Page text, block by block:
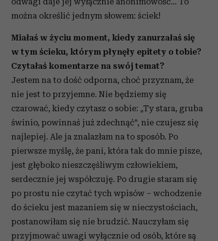
można określić jednym słowem: ściek!
Miałaś w życiu moment, kiedy zanurzałaś się
w tym ścieku, którym płynęły epitety o tobie?
Czytałaś komentarze na swój temat?
Jestem na to dość odporna, choć przyznam, że
nie jest to przyjemne. Nie będziemy się
czarować, kiedy czytasz o sobie: „Ty stara, gruba
świnio, powinnaś już zdechnąć”, nie czujesz się
najlepiej. Ale ja znalazłam na to sposób. Po
pierwsze myślę, że pani, która tak do mnie pisze,
jest głęboko nieszczęśliwym człowiekiem,
serdecznie jej współczuję. Po drugie staram się
po prostu nie czytać tych wpisów – wchodzenie
do ścieku jest mazaniem się w nieczystościach,
postanowiłam się nie brudzić. Nauczyłam się
przyjmować uwagi wyłącznie od osób, które są